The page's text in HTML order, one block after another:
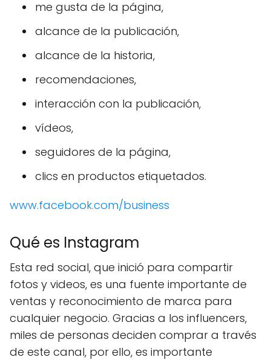
me gusta de la página,
alcance de la publicación,
alcance de la historia,
recomendaciones,
interacción con la publicación,
vídeos,
seguidores de la página,
clics en productos etiquetados.
www.facebook.com/business
Qué es Instagram
Esta red social, que inició para compartir
fotos y videos, es una fuente importante de
ventas y reconocimiento de marca para
cualquier negocio. Gracias a los influencers,
miles de personas deciden comprar a través
de este canal, por ello, es importante